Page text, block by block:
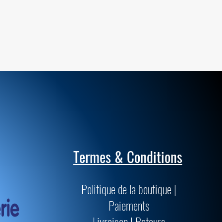
Termes & Conditions
Politique de la boutique |
Paiements